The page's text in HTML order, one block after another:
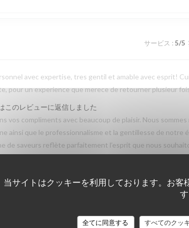
当サイトはクッキーを利用しております。お
す
全てに同意する すべてのクッ
サービス : 5/5
avec expertise, tres gentil et amable avec esprit!
pour un experience que merece de retourner plusieur
このレビューに返信しました
vos compliments avec beaucoup de plaisir. Nous
ainsi que le professionnalisme et la gentillesse de notre
de saveurs reflète parfaitement l’esprit que nous
nouveau à La Closerie des Lilas ✨